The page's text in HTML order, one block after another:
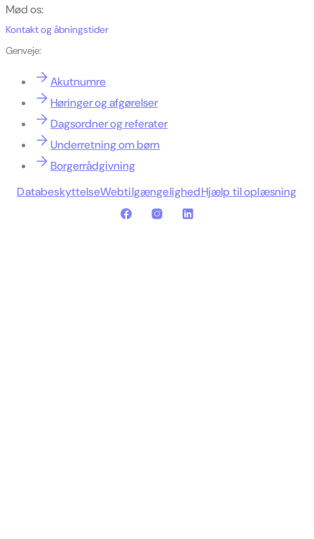
Mød os:
Kontakt og åbningstider
Genveje:
Akutnumre
Høringer og afgørelser
Dagsordner og referater
Underretning om børn
Borgerrådgivning
DatabeskyttelseWebtilgængelighedHjælp til oplæsning